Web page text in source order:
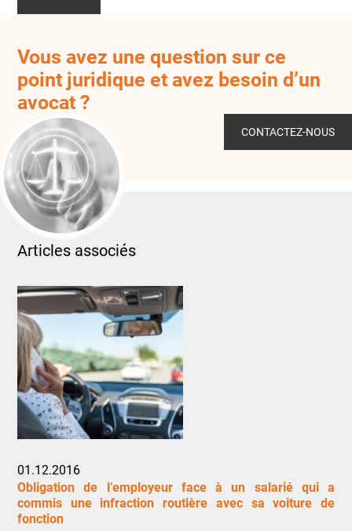
Vous avez une question sur ce
point juridique et avez besoin d’un
avocat ?
CONTACTEZ-NOUS
Articles associés
01.12.2016
Obligation de l’employeur face à un salarié qui a
commis une infraction routière avec sa voiture de
fonction